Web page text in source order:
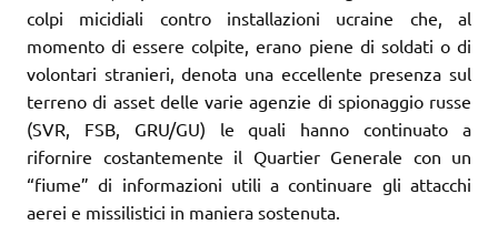
colpi micidiali contro installazioni ucraine che, al
momento di essere colpite, erano piene di soldati o di
volontari stranieri, denota una eccellente presenza sul
terreno di asset delle varie agenzie di spionaggio russe
(SVR, FSB, GRU/GU) le quali hanno continuato a
rifornire costantemente il Quartier Generale con un
“fiume” di informazioni utili a continuare gli attacchi
aerei e missilistici in maniera sostenuta.